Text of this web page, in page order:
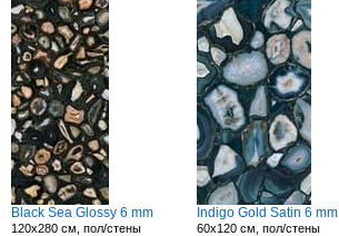
Black Sea Glossy 6 mm
120x280 см, пол/стены
Indigo Gold Satin 6 mm
60x120 см, пол/стены